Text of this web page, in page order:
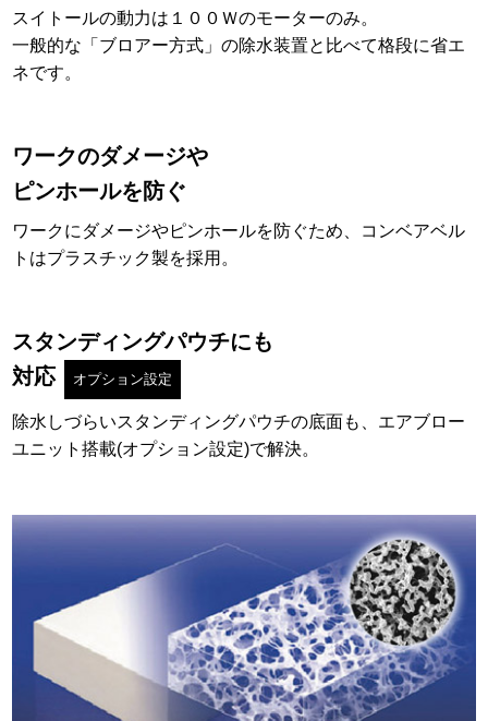
スイトールの動力は１００Ｗのモーターのみ。
一般的な「ブロアー方式」の除水装置と比べて格段に省エ
ネです。
ワークのダメージや
ピンホールを防ぐ
ワークにダメージやピンホールを防ぐため、コンベアベル
トはプラスチック製を採用。
スタンディングパウチにも
対応
オプション設定
除水しづらいスタンディングパウチの底面も、エアブロー
ユニット搭載(オプション設定)で解決。